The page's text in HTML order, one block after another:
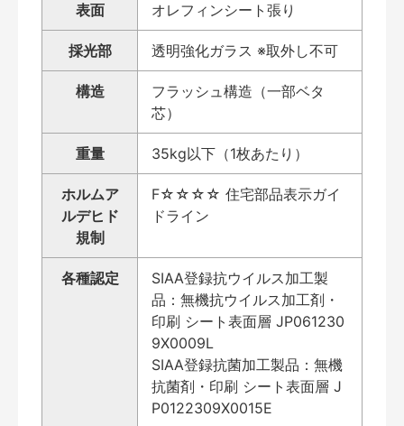
表面 オレフィンシート張り
採光部 透明強化ガラス ※取外し不可
構造
フラッシュ構造（一部ベタ
芯）
重量 35kg以下（1枚あたり）
ホルムア
ルデヒド
規制
F☆☆☆☆ 住宅部品表示ガイ
ドライン
各種認定
SIAA登録抗ウイルス加工製
品：無機抗ウイルス加工剤・
印刷 シート表面層 JP061230
9X0009L
SIAA登録抗菌加工製品：無機
抗菌剤・印刷 シート表面層 J
P0122309X0015E